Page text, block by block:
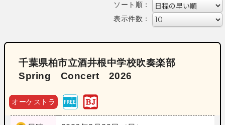
ソート順：
表示件数：
千葉県柏市立酒井根中学校吹奏楽部
Spring Concert 2026
オーケストラ